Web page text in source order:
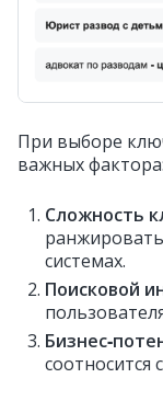
При выборе
важных фактора:
Сложность
системах.
Поисковой
соотносится